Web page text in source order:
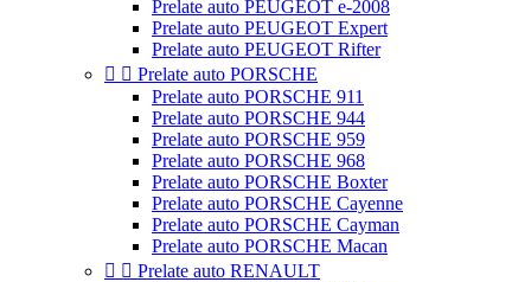
Prelate auto PEUGEOT e-2008
Prelate auto PEUGEOT Expert
Prelate auto PEUGEOT Rifter
  Prelate auto PORSCHE
Prelate auto PORSCHE 911
Prelate auto PORSCHE 944
Prelate auto PORSCHE 959
Prelate auto PORSCHE 968
Prelate auto PORSCHE Boxter
Prelate auto PORSCHE Cayenne
Prelate auto PORSCHE Cayman
Prelate auto PORSCHE Macan
  Prelate auto RENAULT